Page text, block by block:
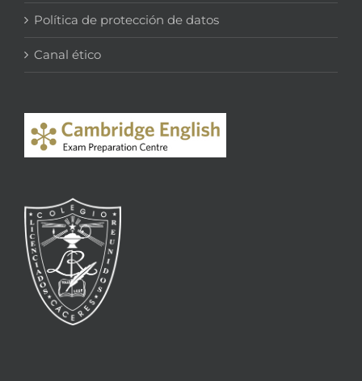
Política de protección de datos
Canal ético